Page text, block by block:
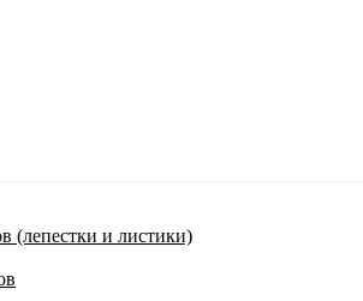
(лепестки и листики)